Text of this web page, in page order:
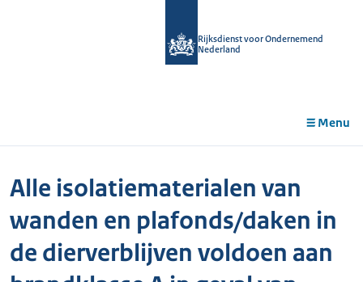
Rijksdienst voor Ondernemend
Nederland
Menu
Alle isolatiematerialen van
wanden en plafonds/daken in
de dierverblijven voldoen aan